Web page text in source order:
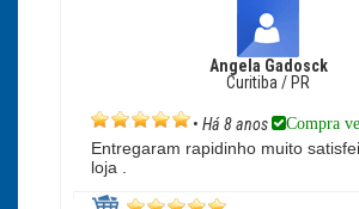
Angela Gadosck
Curitiba / PR
• Há 8 anos Compra
Entregaram rapidinho muito
loja .